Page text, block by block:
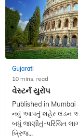
Gujarati
10 mins, read
વેસ્ટર્ન યુરોપ
Published in
નવું આપતું શહેર લંડન
બધું જાણીતું-પરિચિત
બ્રિજ...